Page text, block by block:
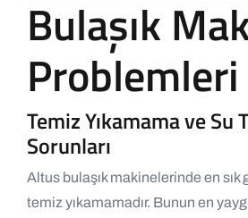
Bulaşık
Problemleri
Temiz Yıkamama ve Su
Sorunları
Altus bulaşık makinelerinde en sık
temiz yıkamamadır. Bunun en